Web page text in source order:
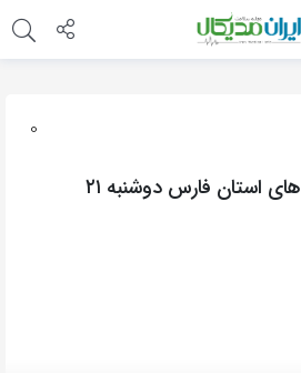
0
صفحه نخست روزنامه های استان فارس دوشنبه ۲۱